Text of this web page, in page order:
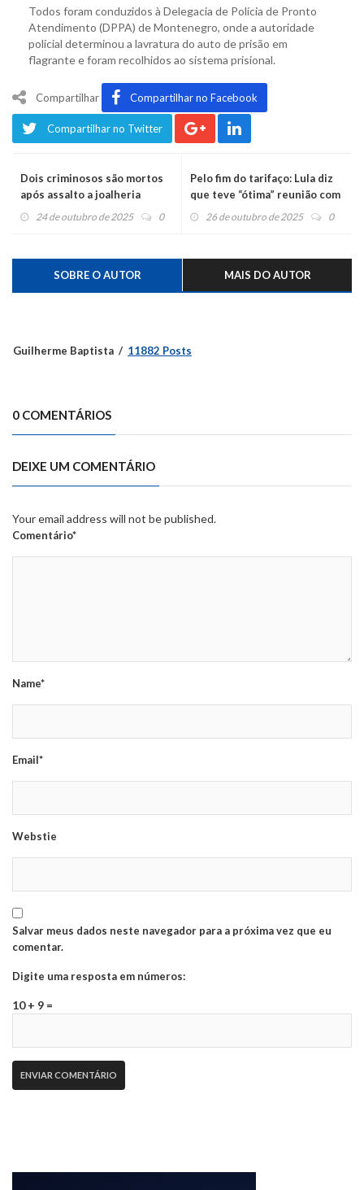
Todos foram conduzidos à Delegacia de Polícia de Pronto
Atendimento (DPPA) de Montenegro, onde a autoridade
policial determinou a lavratura do auto de prisão em
flagrante e foram recolhidos ao sistema prisional.
Compartilhar Compartilhar no Facebook
Compartilhar no Twitter
Dois criminosos são mortos
após assalto a joalheria
24 de outubro de 2025 0
Pelo fim do tarifaço: Lula diz
que teve “ótima” reunião com
Trump26 de outubro de 2025 0
SOBRE O AUTOR MAIS DO AUTOR
Guilherme Baptista 11882 Posts
0 COMENTÁRIOS
DEIXE UM COMENTÁRIO
Your email address will not be published.
Comentário*
Name*
Email*
Webstie
Salvar meus dados neste navegador para a próxima vez que eu
comentar.
Digite uma resposta em números:
10 + 9 =